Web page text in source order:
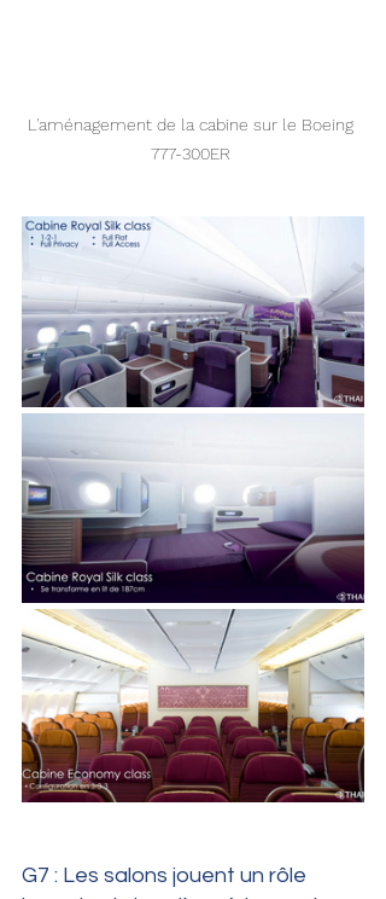
L'aménagement de la cabine sur le Boeing
777-300ER
G7 : Les salons jouent un rôle